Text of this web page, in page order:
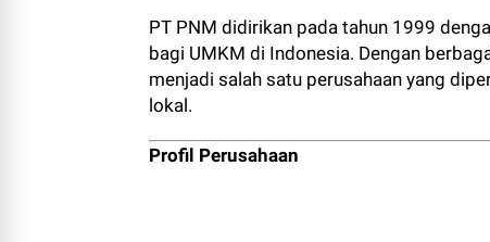
PT PNM didirikan pada tahun 1999
bagi UMKM di Indonesia. Dengan
menjadi salah satu perusahaan yang
lokal.
Profil Perusahaan